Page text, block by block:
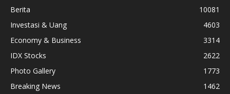
Berita
10081
Investasi & Uang
4603
Economy & Business
3314
IDX Stocks
2622
Photo Gallery
1773
Breaking News
1462